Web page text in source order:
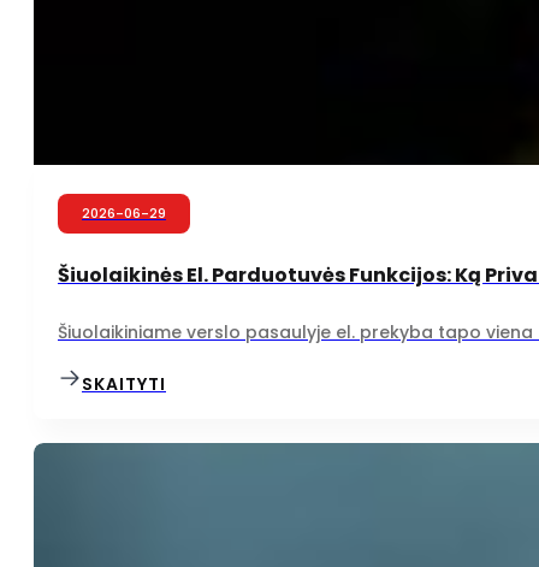
2026-06-29
Šiuolaikinės El. Parduotuvės Funkcijos: Ką
Šiuolaikiniame verslo pasaulyje el. prekyba tapo
SKAITYTI